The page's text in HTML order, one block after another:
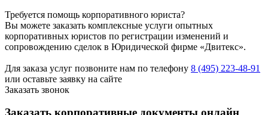
Требуется помощь корпоративного юриста?
Вы можете заказать комплексные услуги опытных
корпоративных юристов по регистрации изменений и
сопровождению сделок в Юридической фирме «Двитекс».
Для заказа услуг позвоните нам по телефону 8 (495) 223-48-91
или оставьте заявку на сайте
Заказать звонок